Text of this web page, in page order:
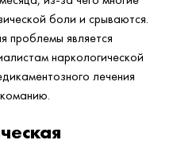
боли и срываются.
проблемы является
наркологической
лечения